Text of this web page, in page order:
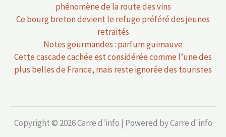
phénomène de la route des vins
Ce bourg breton devient le refuge préféré des jeunes
retraités
Notes gourmandes : parfum guimauve
Cette cascade cachée est considérée comme l’une des
plus belles de France, mais reste ignorée des touristes
Copyright © 2026 Carre d'info | Powered by Carre d'info